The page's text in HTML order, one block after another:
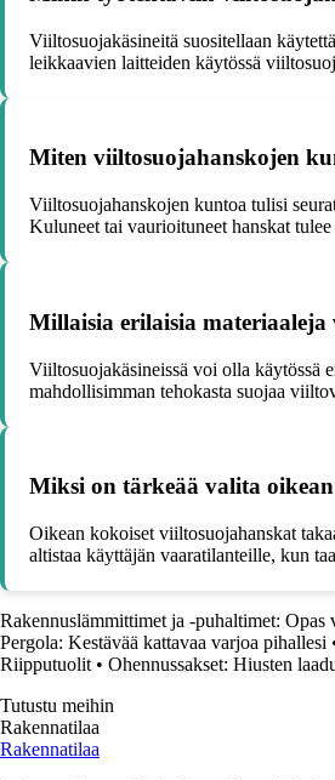
Viiltosuojakäsineitä suositellaan
leikkaavien laitteiden käytössä
Miten viiltosuojahanskojen
Viiltosuojahanskojen kuntoa tulisi
Kuluneet tai vaurioituneet hanskat
Millaisia erilaisia materiaaleja
Viiltosuojakäsineissä voi olla käytössä
mahdollisimman tehokasta suojaa
Miksi on tärkeää valita
Oikean kokoiset viiltosuojahanskat
altistaa käyttäjän vaaratilanteille, kun
Rakennuslämmittimet ja -puhaltimet: Opas
Pergola: Kestävää kattavaa varjoa pihallesi
Riipputuolit • Ohennussakset: Hiusten
Tutustu meihin
Rakennatilaa
Rakennatilaa